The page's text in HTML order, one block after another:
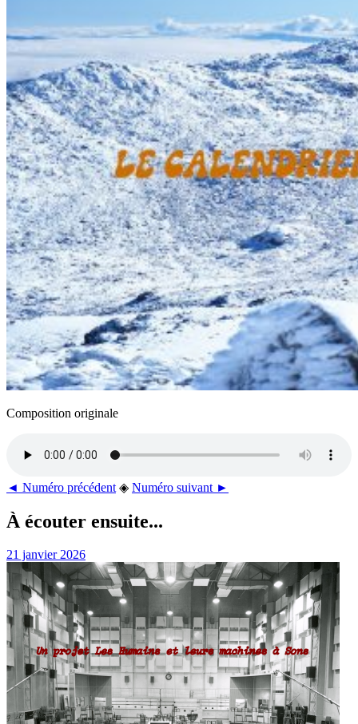
Composition originale
◄ Numéro précédent ◈ Numéro suivant ►
À écouter ensuite...
21 janvier 2026